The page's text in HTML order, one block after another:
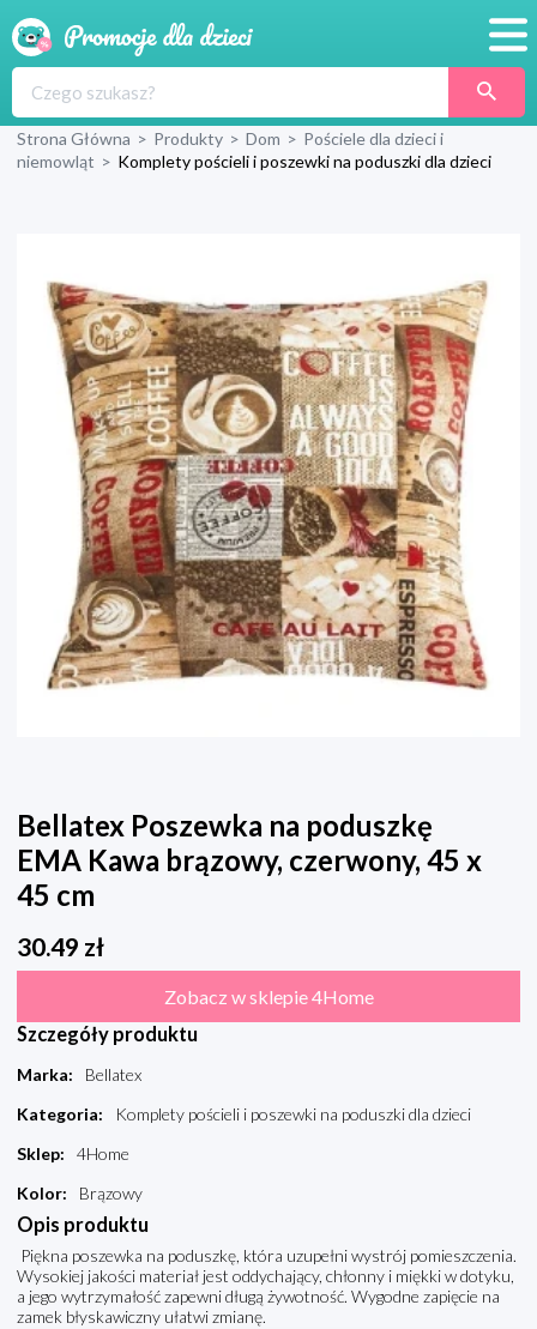
Produkty
Wyprawka
Strona Główna > Produkty > Dom > Pościele dla dzieci i
niemowląt > Komplety pościeli i poszewki na poduszki dla dzieci
Bellatex Poszewka na poduszkę
EMA Kawa brązowy, czerwony, 45 x
45 cm
30.49 zł
Zobacz w sklepie 4Home
Szczegóły produktu
Marka:
Bellatex
Kategoria:
Komplety pościeli i poszewki na poduszki dla dzieci
Sklep:
4Home
Kolor: Brązowy
Opis produktu
Piękna poszewka na poduszkę, która uzupełni wystrój pomieszczenia.
Wysokiej jakości materiał jest oddychający, chłonny i miękki w dotyku,
a jego wytrzymałość zapewni długą żywotność. Wygodne zapięcie na
zamek błyskawiczny ułatwi zmianę.